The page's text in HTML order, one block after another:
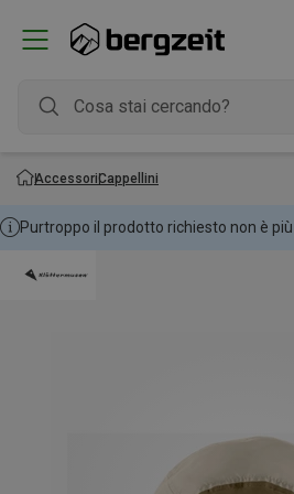
AccessoriCappellini
Purtroppo il prodotto richiesto non è più